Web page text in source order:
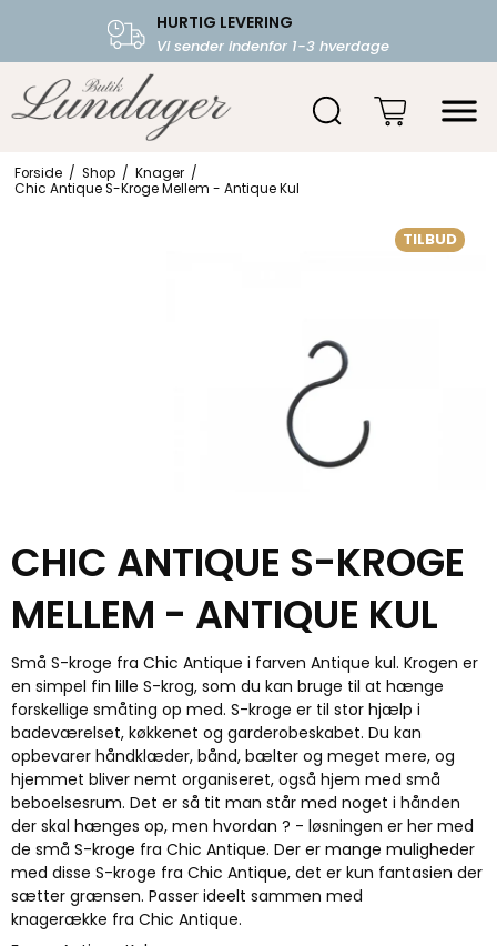
HURTIG LEVERING
Vi sender indenfor 1-3 hverdage
FRI FRAGT OVER 599.-
Starter fra 39,-
Forside / Shop / Knager /
Chic Antique S-Kroge Mellem - Antique Kul
TILBUD
CHIC ANTIQUE S-KROGE
MELLEM - ANTIQUE KUL
Små S-kroge fra Chic Antique i farven Antique kul. Krogen er
en simpel fin lille S-krog, som du kan bruge til at hænge
forskellige småting op med. S-kroge er til stor hjælp i
badeværelset, køkkenet og garderobeskabet. Du kan
opbevarer håndklæder, bånd, bælter og meget mere, og
hjemmet bliver nemt organiseret, også hjem med små
beboelsesrum. Det er så tit man står med noget i hånden
der skal hænges op, men hvordan ? - løsningen er her med
de små S-kroge fra Chic Antique. Der er mange muligheder
med disse S-kroge fra Chic Antique, det er kun fantasien der
sætter grænsen. Passer ideelt sammen med
knagerække fra Chic Antique.